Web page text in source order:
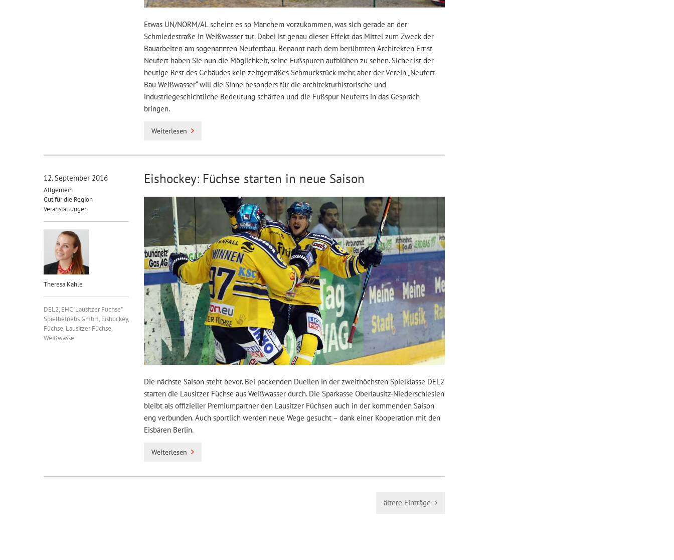
Etwas UN/NORM/AL scheint es so Manchem vorzukommen, was sich gerade an der
Schmiedestraße in Weißwasser tut. Dabei ist genau dieser Effekt das Mittel zum Zweck der
Bauarbeiten am sogenannten Neufertbau. Benannt nach dem berühmten Architekten Ernst
Neufert haben Sie nun die Möglichkeit, seine Fußspuren aufblühen zu sehen. Sicher ist der
heutige Rest des Gebäudes kein zeitgemäßes Schmuckstück mehr, aber der Verein „Neufert-
Bau Weißwasser“ will die Sinne besonders für die architekturhistorische und
industriegeschichtliche Bedeutung schärfen und die Fußspur Neuferts in das Gespräch
bringen.
Weiterlesen
12. September 2016
Allgemein
Gut für die Region
Veranstaltungen
Theresa Kahle
DEL2, EHC "Lausitzer Füchse"
Spielbetriebs GmbH, Eishockey,
Füchse, Lausitzer Füchse,
Weißwasser
Eishockey: Füchse starten in neue Saison
Die nächste Saison steht bevor. Bei packenden Duellen in der zweithöchsten Spielklasse DEL2
starten die Lausitzer Füchse aus Weißwasser durch. Die Sparkasse Oberlausitz-Niederschlesien
bleibt als offizieller Premiumpartner den Lausitzer Füchsen auch in der kommenden Saison
eng verbunden. Auch sportlich werden neue Wege gesucht – dank einer Kooperation mit den
Eisbären Berlin.
Weiterlesen
ältere Einträge